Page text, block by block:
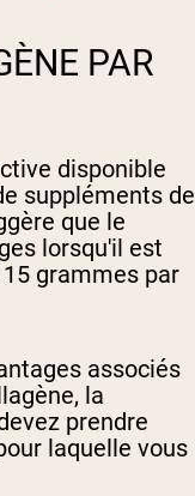
PAR
disponible
suppléments de
que le
lorsqu'il est
grammes par
associés
la
prendre
laquelle vous